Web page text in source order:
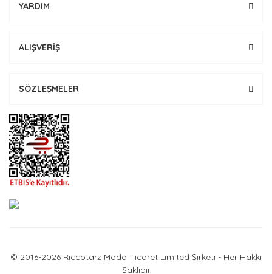
YARDIM
ALIŞVERİŞ
SÖZLEŞMELER
© 2016-2026 Riccotarz Moda Ticaret Limited Şirketi - Her Hakkı
Saklıdır